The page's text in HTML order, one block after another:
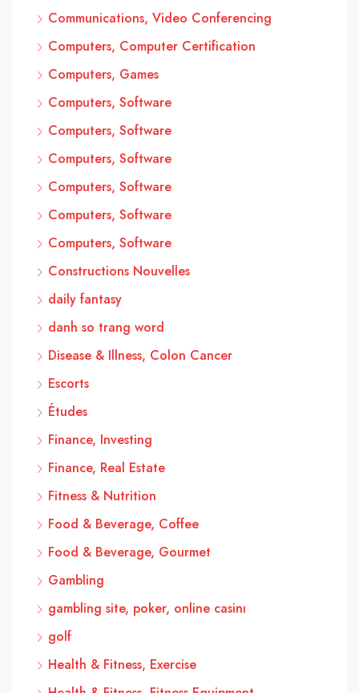
Communications, Video Conferencing
Computers, Computer Certification
Computers, Games
Computers, Software
Computers, Software
Computers, Software
Computers, Software
Computers, Software
Computers, Software
Constructions Nouvelles
daily fantasy
danh so trang word
Disease & Illness, Colon Cancer
Escorts
Études
Finance, Investing
Finance, Real Estate
Fitness & Nutrition
Food & Beverage, Coffee
Food & Beverage, Gourmet
Gambling
gambling site, poker, online casinı
golf
Health & Fitness, Exercise